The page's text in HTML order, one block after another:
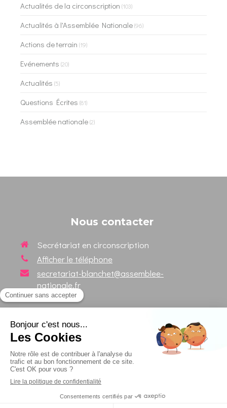
Actualités de la circonscription (103)
Actualités à l'Assemblée Nationale(96)
Actions de terrain (19)
Evénements (20)
Actualités (5)
Questions Écrites (81)
Assemblée nationale(2)
Nous contacter
Secrétariat en circonscription
Afficher le téléphone
secretariat-blanchet@assemblee-
nationale.fr
Suivez votre Député sur les
réseaux sociaux